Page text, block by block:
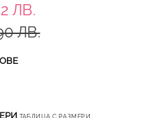
ЛВ.
ЛВ.
ТАБЛИЦА С РАЗМЕРИ